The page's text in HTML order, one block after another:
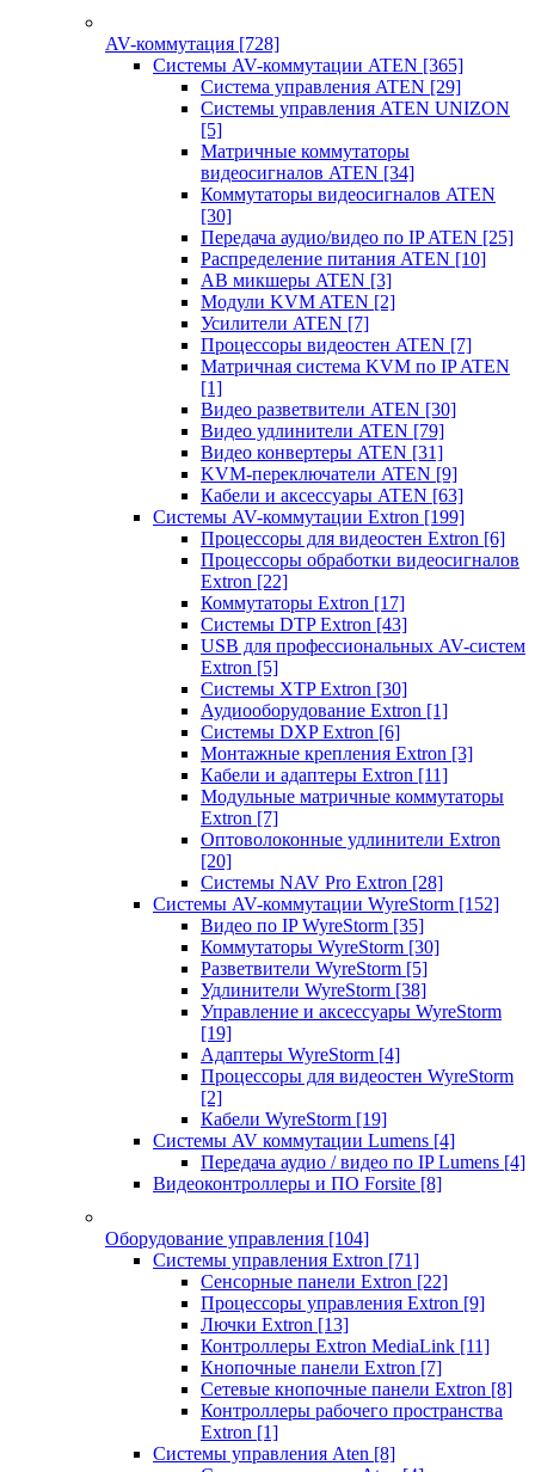
AV-коммутация [728]
Системы AV-коммутации ATEN [365]
Система управления ATEN [29]
Системы управления ATEN UNIZON
[5]
Матричные коммутаторы
видеосигналов ATEN [34]
Коммутаторы видеосигналов ATEN
[30]
Передача аудио/видео по IP ATEN [25]
Распределение питания ATEN [10]
АВ микшеры ATEN [3]
Модули KVM ATEN [2]
Усилители ATEN [7]
Процессоры видеостен ATEN [7]
Матричная система KVM по IP ATEN
[1]
Видео разветвители ATEN [30]
Видео удлинители ATEN [79]
Видео конвертеры ATEN [31]
KVM-переключатели ATEN [9]
Кабели и аксессуары ATEN [63]
Системы AV-коммутации Extron [199]
Процессоры для видеостен Extron [6]
Процессоры обработки видеосигналов
Extron [22]
Коммутаторы Extron [17]
Системы DTP Extron [43]
USB для профессиональных AV-систем
Extron [5]
Системы XTP Extron [30]
Аудиооборудование Extron [1]
Системы DXP Extron [6]
Монтажные крепления Extron [3]
Кабели и адаптеры Extron [11]
Модульные матричные коммутаторы
Extron [7]
Оптоволоконные удлинители Extron
[20]
Системы NAV Pro Extron [28]
Системы AV-коммутации WyreStorm [152]
Видео по IP WyreStorm [35]
Коммутаторы WyreStorm [30]
Разветвители WyreStorm [5]
Удлинители WyreStorm [38]
Управление и аксессуары WyreStorm
[19]
Адаптеры WyreStorm [4]
Процессоры для видеостен WyreStorm
[2]
Кабели WyreStorm [19]
Системы AV коммутации Lumens [4]
Передача аудио / видео по IP Lumens [4]
Видеоконтроллеры и ПО Forsite [8]
Оборудование управления [104]
Системы управления Extron [71]
Сенсорные панели Extron [22]
Процессоры управления Extron [9]
Лючки Extron [13]
Контроллеры Extron MediaLink [11]
Кнопочные панели Extron [7]
Сетевые кнопочные панели Extron [8]
Контроллеры рабочего пространства
Extron [1]
Системы управления Aten [8]